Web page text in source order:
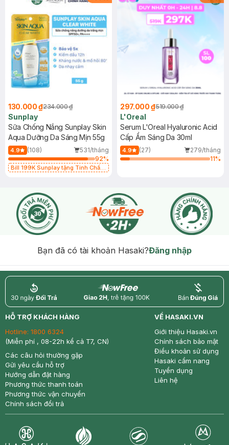
130.000 ₫234.000 ₫
Sunplay
Sữa Chống Nắng Sunplay Skin
Aqua Dưỡng Da Sáng Mịn 55g
4.9 (108)
531/tháng
92%
Bill 199K Sunplay tặng Tinh Chất
297.000 ₫519.000 ₫
L'Oreal
Serum L'Oreal Hyaluronic Acid
Cấp Ẩm Sáng Da 30ml
4.9 (27)
279/tháng
11%
Bạn đã có tài khoản Hasaki?Đăng nhập
return nowfree price
HỖ TRỢ KHÁCH HÀNG
Hotline: 1800 6324
(Miễn phí , 08-22h kể cả T7, CN)
Các câu hỏi thường gặp
Gửi yêu cầu hỗ trợ
Hướng dẫn đặt hàng
Phương thức thanh toán
Phương thức vận chuyển
Chính sách đổi trả
VỀ HASAKI.VN
Giới thiệu Hasaki.vn
Chính sách bảo mật
Điều khoản sử dụng
Hasaki cẩm nang
Tuyển dụng
Liên hệ